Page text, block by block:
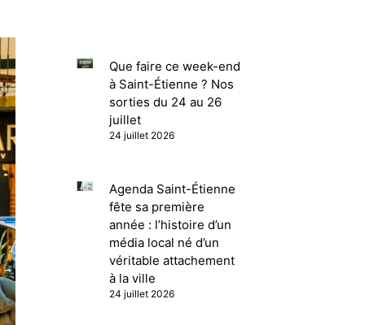
Que faire ce week-end
à Saint-Étienne ? Nos
sorties du 24 au 26
juillet
24 juillet 2026
Agenda Saint-Étienne
fête sa première
année : l’histoire d’un
média local né d’un
véritable attachement
à la ville
24 juillet 2026